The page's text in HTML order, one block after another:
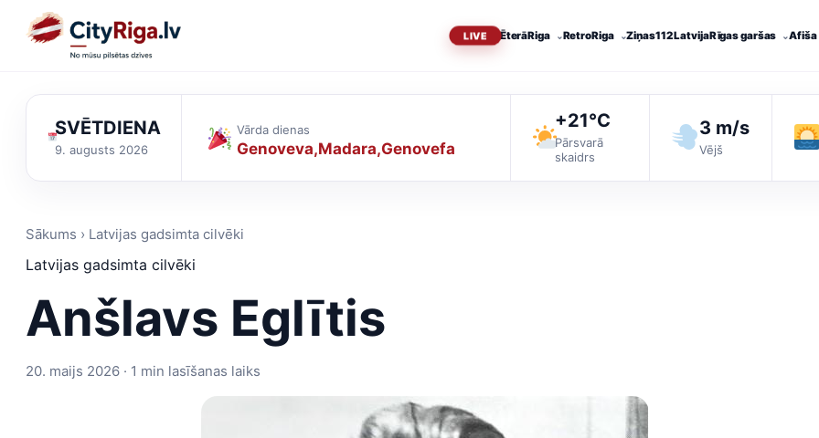
ĒterāRiga RetroRiga Ziņas112 LatvijaRīgas garšas Afiša
SVĒTDIENA
9. augusts 2026
Vārda dienas
Genoveva Madara Genovefa
+21°C
Pārsvarā
skaidrs
3 m/s
Vējš
Sākums › Latvijas gadsimta cilvēki
Latvijas gadsimta cilvēki
Anšlavs Eglītis
20. maijs 2026 · 1 min lasīšanas laiks